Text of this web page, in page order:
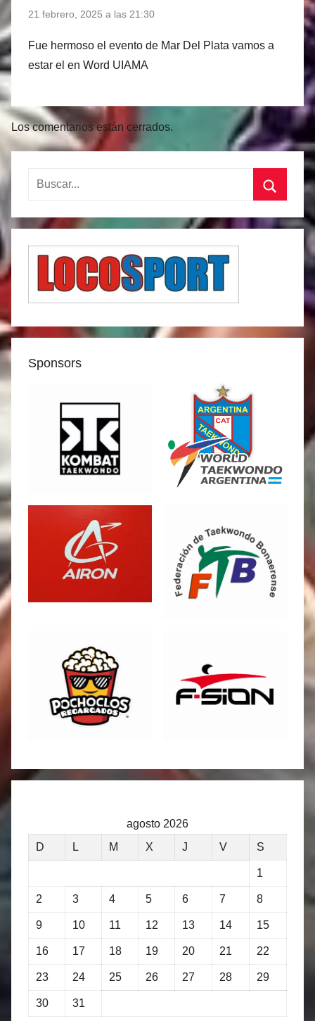
21 febrero, 2025 a las 21:30
Fue hermoso el evento de Mar Del Plata vamos a
estar el en Word UIAMA
Los comentarios están cerrados.
Buscar:
Buscar
Sponsors
agosto 2026
D
L M X J V S
1
2 3 4 5 6 7 8
9 10 11 12 13 14 15
16 17 18 19 20 21 22
23 24 25 26 27 28 29
30 31